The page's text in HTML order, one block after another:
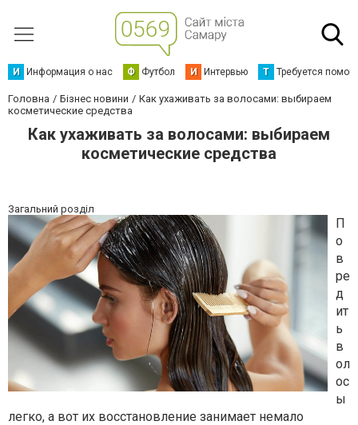
И Информация о нас Ф Футбол И Интервью Т Требуется
Головна Бізнес новини
Как ухаживать за волосами: выбираем
косметические средства
Как ухаживать за волосами: выбираем
косметические средства
Загальний розділ
П
о
в
ре
д
ит
ь
в
ол
ос
ы
легко, а вот их восстановление занимает немало